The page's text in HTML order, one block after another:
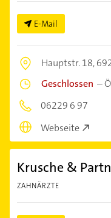
E-Mail
Hauptstr. 18,
Geschlossen –
06229 6 97
Webseite
Krusche &
ZAHNÄRZTE